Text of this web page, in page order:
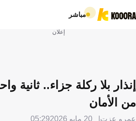
مباشر
إعلان
إنذار بلا ركلة جزاء.. ثانية
من الأمان
عمرو عزت 20 مايو 2026 05:29